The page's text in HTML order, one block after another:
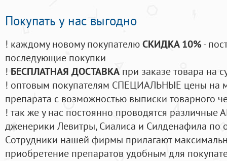
Покупать у нас выгодно
! каждому новому покупателюСКИДКА 10%-
последующие покупки
! БЕСПЛАТНАЯ ДОСТАВКА при заказе товара на
! оптовым покупателям СПЕЦИАЛЬНЫЕ цены на
препарата с возможностью выписки товарного
! так же у нас постоянно проводятся
дженерики Левитры, Сиалиса и Силденафила по
Cотрудники нашей фирмы прилагают
приобретение препаратов удобным для